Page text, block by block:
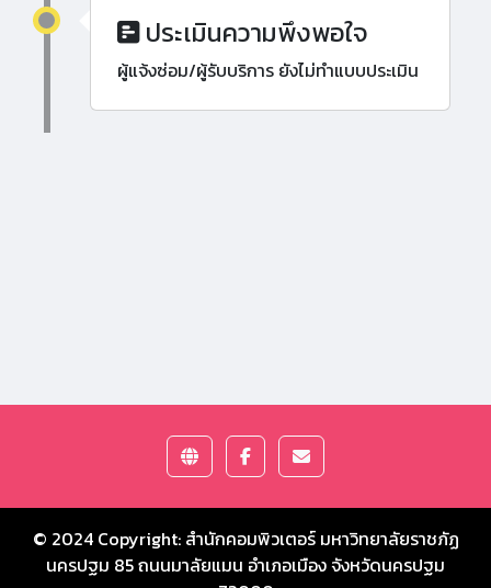
ประเมินความพึงพอใจ
ผู้แจ้งซ่อม/ผู้รับบริการ ยังไม่ทำแบบประเมิน
© 2024 Copyright: สำนักคอมพิวเตอร์ มหาวิทยาลัยราชภัฏ
นครปฐม 85 ถนนมาลัยแมน อำเภอเมือง จังหวัดนครปฐม